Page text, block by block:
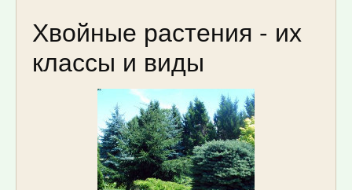
Хвойные растения - их
классы и виды